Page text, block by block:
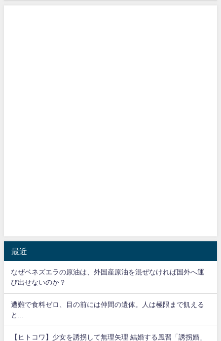
最近
なぜベネズエラの原油は、外国産原油を混ぜなければ国外へ運
び出せないのか？
遭難で食料ゼロ、目の前には仲間の遺体。人は極限まで飢える
と...
【ヒトコワ】少女を誘拐して無理矢理 結婚する風習「誘拐婚」